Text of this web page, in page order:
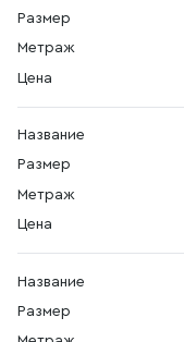
Размер
Метраж
Цена
Название
Размер
Метраж
Цена
Название
Размер